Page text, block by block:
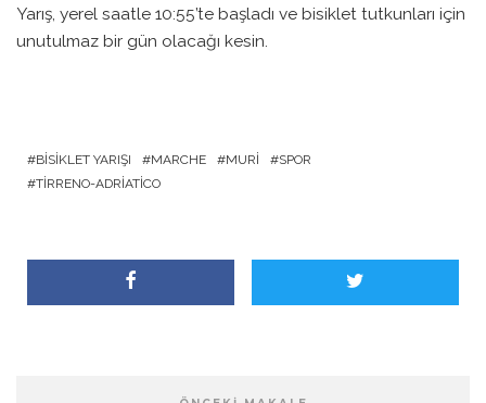
Yarış, yerel saatle 10:55’te başladı ve bisiklet tutkunları için
unutulmaz bir gün olacağı kesin.
BISIKLET YARIŞI MARCHE MURI
SPOR
TIRRENO-ADRIATICO